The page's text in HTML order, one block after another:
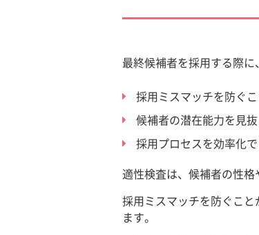
最終候補者を採用する際に
採用ミスマッチを防ぐ
候補者の潜在能力を見
採用プロセスを効率化
適性検査は、候補者の性格
採用ミスマッチを防ぐこ
ます。